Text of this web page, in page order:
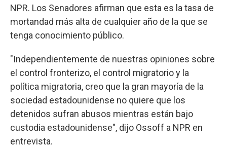
NPR. Los Senadores afirman que esta es la tasa de
mortandad más alta de cualquier año de la que se
tenga conocimiento público.
"Independientemente de nuestras opiniones sobre
el control fronterizo, el control migratorio y la
política migratoria, creo que la gran mayoría de la
sociedad estadounidense no quiere que los
detenidos sufran abusos mientras están bajo
custodia estadounidense", dijo Ossoff a NPR en
entrevista.